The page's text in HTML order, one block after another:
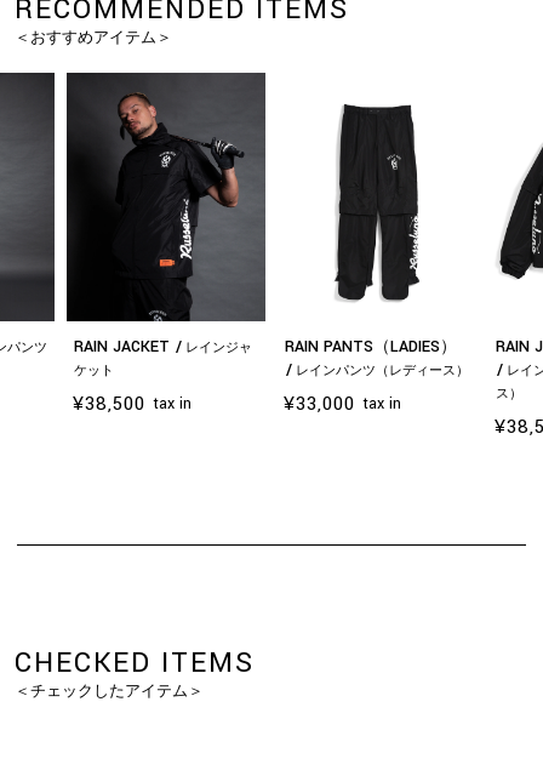
RECOMMENDED ITEMS
＜おすすめアイテム＞
パンツ RAIN JACKET
レインジャ
ケット
¥38,500 tax in
RAIN PANTS（LADIES）
レインパンツ（レディース）
¥33,000 tax in
RAIN
レイ
ス）
CHECKED ITEMS
＜チェックしたアイテム＞